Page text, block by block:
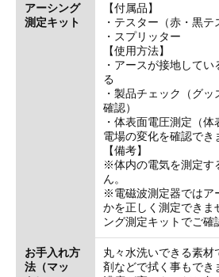
アーシング
測定キット
【付属品】
・テスター（赤・黒テ
・スプリッター
【使用方法】
・アースが接地して
る
・製品チェック（グ
確認）
・体表面電圧測定（体
電場の変化を確認でき
【備考】
※体内の電気を測定す
ん。
※電磁波測定器ではア
かを正しく測定できま
ング測定キットでご確
お手入れ方
法（マッ
丸々水洗いできる素
剤などで拭く事もでき